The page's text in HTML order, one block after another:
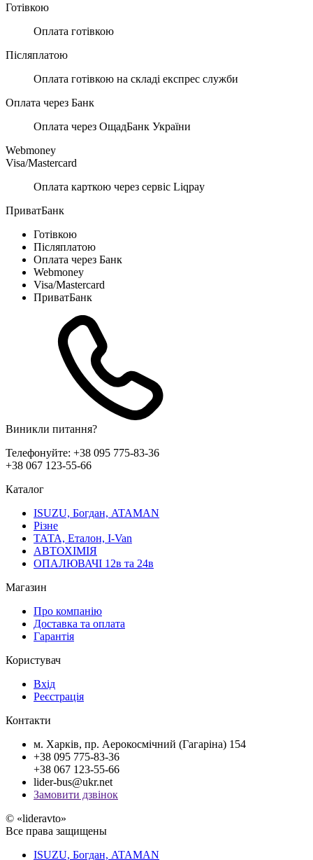
Готівкою
Оплата готівкою
Післяплатою
Оплата готівкою на складі експрес служби
Оплата через Банк
Оплата через ОщадБанк України
Webmoney
Visa/Mastercard
Оплата карткою через сервіс Liqpay
ПриватБанк
Готівкою
Післяплатою
Оплата через Банк
Webmoney
Visa/Mastercard
ПриватБанк
Виникли питання?
Телефонуйте: +38 095 775-83-36
+38 067 123-55-66
Каталог
ISUZU, Богдан, ATAMAN
Різне
ТАТА, Еталон, I-Van
АВТОХІМІЯ
ОПАЛЮВАЧІ 12в та 24в
Магазин
Про компанію
Доставка та оплата
Гарантія
Користувач
Вхід
Реєстрація
Контакти
м. Харків, пр. Аерокосмічний (Гагаріна) 154
+38 095 775-83-36
+38 067 123-55-66
lider-bus@ukr.net
Замовити дзвінок
© «lideravto»
Все права защищены
ISUZU, Богдан, ATAMAN